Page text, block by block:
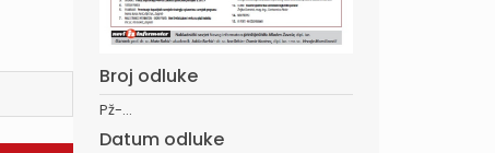
Broj odluke
Pž-...
Datum odluke